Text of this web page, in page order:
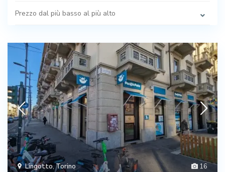
Prezzo dal più basso al più alto
16
Lingotto,Torino